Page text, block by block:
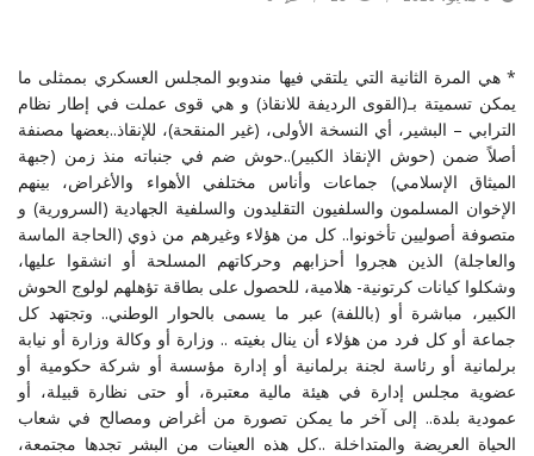
* هي المرة الثانية التي يلتقي فيها مندوبو المجلس العسكري بممثلى ما
يمكن تسميتة بـ(القوى الرديفة للانقاذ) و هي قوى عملت في إطار نظام
الترابي – البشير، أي النسخة الأولى، (غير المنقحة)، للإنقاذ..بعضها مصنفة
أصلاً ضمن (حوش الإنقاذ الكبير)..حوش ضم في جنباته منذ زمن (جبهة
الميثاق الإسلامي) جماعات وأناس مختلفي الأهواء والأغراض، بينهم
الإخوان المسلمون والسلفيون التقليدون والسلفية الجهادية (السرورية) و
متصوفة أصوليين تأخونوا.. كل من هؤلاء وغيرهم من ذوي (الحاجة الماسة
والعاجلة) الذين هجروا أحزابهم وحركاتهم المسلحة أو انشقوا عليها،
وشكلوا كيانات كرتونية- هلامية، للحصول على بطاقة تؤهلهم لولوج الحوش
الكبير، مباشرة أو (باللفة) عبر ما يسمى بالحوار الوطني.. وتجتهد كل
جماعة أو كل فرد من هؤلاء أن ينال بغيته .. وزارة أو وكالة وزارة أو نيابة
برلمانية أو رئاسة لجنة برلمانية أو إدارة مؤسسة أو شركة حكومية أو
عضوية مجلس إدارة في هيئة مالية معتبرة، أو حتى نظارة قبيلة، أو
عمودية بلدة.. إلى آخر ما يمكن تصورة من أغراض ومصالح في شعاب
الحياة العريضة والمتداخلة ..كل هذه العينات من البشر تجدها مجتمعة،